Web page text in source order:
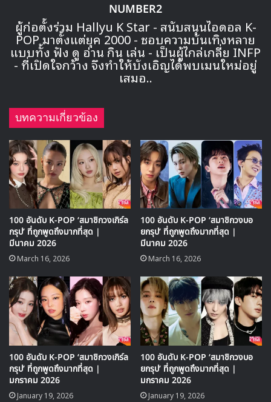
🎙GYUBIN ปลื้มเมืองไทยขนาดไหน? ถึงกลับมาถ่าย
MV เพลงใหม่ LIKE U 100 ที่กรุงเทพ
▶ คลิกดูสัมภาษณ์พิเศษ
และอันดับ 1 ของหมวด ‘นักร้องเกาหลี’ ประจำเดือนพฤษภาคม
‘อิมยองอุง‘
NUMBER2
ผู้ก่อตั้งร่วม Hallyu K Star - สนับสนุนไอดอล K-
POP มาตั้งแต่ยุค 2000 - ชอบความบันเทิงหลาย
แบบทั้ง ฟัง ดู อ่าน กิน เล่น - เป็นผู้ไกล่เกลี่ย INFP
- ที่เปิดใจกว้าง จึงทำให้บังเอิญได้พบเมนใหม่อยู่
เสมอ..
บทความเกี่ยวข้อง
100 อันดับ K-POP ‘สมาชิกวงเกิร์ล
กรุป’ ที่ถูกพูดถึงมากที่สุด |
มีนาคม 2026
March 16, 2026
100 อันดับ K-POP ‘สมาชิกวงบอ
ยกรุป’ ที่ถูกพูดถึงมากที่สุด |
มีนาคม 2026
March 16, 2026
100 อันดับ K-POP ‘สมาชิกวงเกิร์ล
กรุป’ ที่ถูกพูดถึงมากที่สุด |
มกราคม 2026
January 19, 2026
100 อันดับ K-POP ‘สมาชิกวงบอ
ยกรุป’ ที่ถูกพูดถึงมากที่สุด |
มกราคม 2026
January 19, 2026